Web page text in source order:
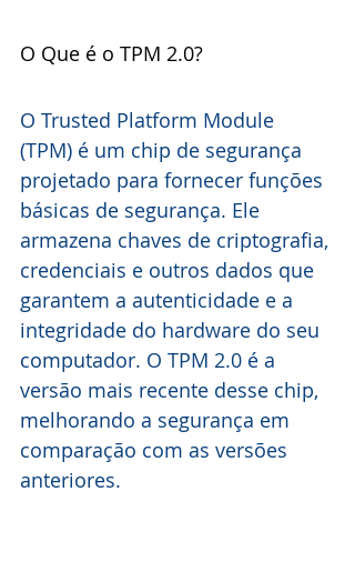
O Que é o TPM 2.0?
O Trusted Platform Module
(TPM) é um chip de segurança
projetado para fornecer funções
básicas de segurança. Ele
armazena chaves de criptografia,
credenciais e outros dados que
garantem a autenticidade e a
integridade do hardware do seu
computador. O TPM 2.0 é a
versão mais recente desse chip,
melhorando a segurança em
comparação com as versões
anteriores.